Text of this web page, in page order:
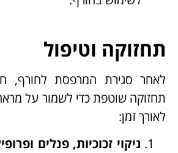
תחזוקה וטיפול
לאחר סגירת המרפסת לחורף,
תחזוקה שוטפת כדי לשמור על
לאורך זמן:
ניקוי זכוכיות, פנלים